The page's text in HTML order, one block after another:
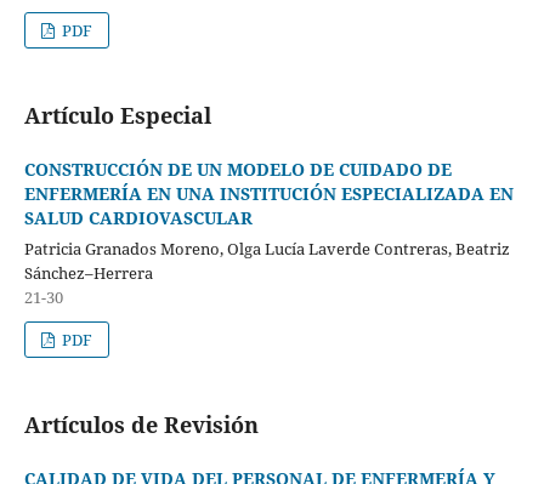
PDF
Artículo Especial
CONSTRUCCIÓN DE UN MODELO DE CUIDADO DE
ENFERMERÍA EN UNA INSTITUCIÓN ESPECIALIZADA EN
SALUD CARDIOVASCULAR
Patricia Granados Moreno, Olga Lucía Laverde Contreras, Beatriz
Sánchez–Herrera
21-30
PDF
Artículos de Revisión
CALIDAD DE VIDA DEL PERSONAL DE ENFERMERÍA Y